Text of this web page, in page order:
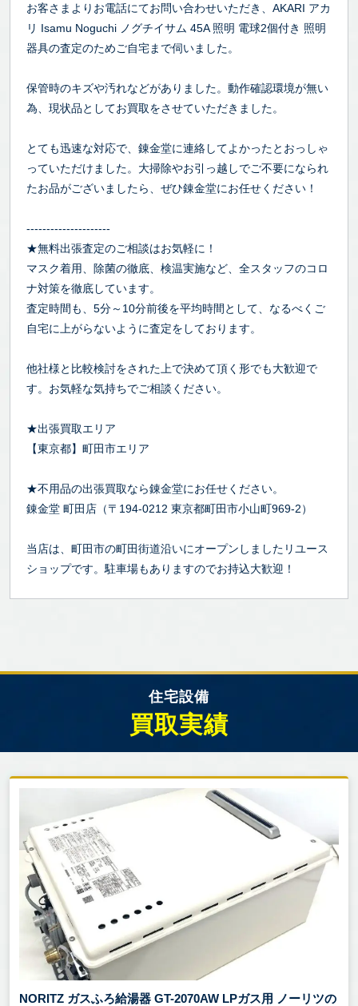
お客さまよりお電話にてお問い合わせいただき、AKARI アカ
リ Isamu Noguchi ノグチイサム 45A 照明 電球2個付き 照明
器具の査定のためご自宅まで伺いました。
保管時のキズや汚れなどがありました。動作確認環境が無い
為、現状品としてお買取をさせていただきました。
とても迅速な対応で、錬金堂に連絡してよかったとおっしゃ
っていただけました。大掃除やお引っ越しでご不要になられ
たお品がございましたら、ぜひ錬金堂にお任せください！
---------------------
★無料出張査定のご相談はお気軽に！
マスク着用、除菌の徹底、検温実施など、全スタッフのコロ
ナ対策を徹底しています。
査定時間も、5分～10分前後を平均時間として、なるべくご
自宅に上がらないように査定をしております。
他社様と比較検討をされた上で決めて頂く形でも大歓迎で
す。お気軽な気持ちでご相談ください。
★出張買取エリア
【東京都】町田市エリア
★不用品の出張買取なら錬金堂にお任せください。
錬金堂 町田店（〒194-0212 東京都町田市小山町969-2）
当店は、町田市の町田街道沿いにオープンしましたリユース
ショップです。駐車場もありますのでお持込大歓迎！
住宅設備
買取実績
NORITZ ガスふろ給湯器 GT-2070AW LPガス用 ノーリツの